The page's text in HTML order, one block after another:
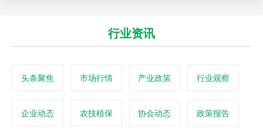
行业资讯
头条聚焦 市场行情 产业政策 行业观察
企业动态 农技植保 协会动态 政策报告